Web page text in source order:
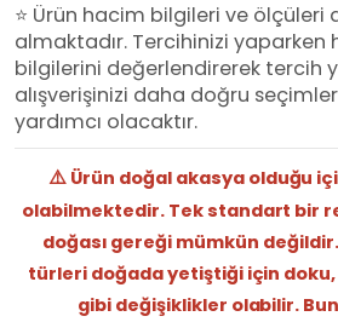
⭐ Ürün hacim bilgileri ve ölçüleri
almaktadır. Tercihinizi yaparken
bilgilerini değerlendirerek tercih
alışverişinizi daha doğru
yardımcı olacaktır.
⚠️ Ürün doğal akasya olduğu
olabilmektedir. Tek standart bir
doğası gereği mümkün
türleri doğada yetiştiği için doku,
gibi değişiklikler olabilir.